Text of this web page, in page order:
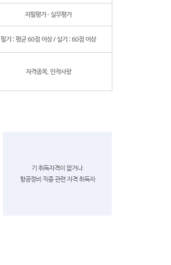
지필평가 · 실무평가
필기 : 평균 60점 이상 / 실기 : 60점 이상
자격종목, 인적사항
기 취득자격이 없거나
항공정비 직종관련 자격 취득자